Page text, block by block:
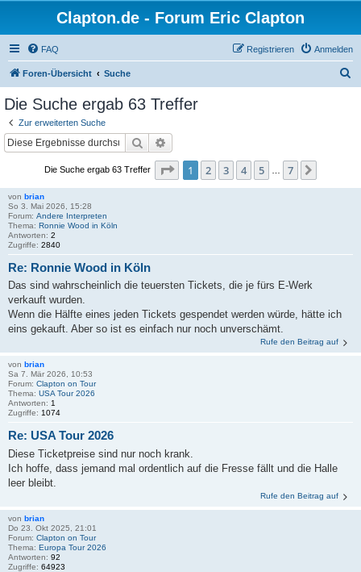
Clapton.de - Forum Eric Clapton
FAQ Anmelden
Registrieren
Foren-Übersicht Suche
Die Suche ergab 63 Treffer
Zur erweiterten Suche
Suche
Die Suche ergab 63 Treffer Seite 1von
1 2 3 4 5 7
von brian
So 3. Mai 2026, 15:28
Forum: Andere Interpreten
Thema: Ronnie Wood in Köln
Antworten: 2
Zugriffe: 2840
Re: Ronnie Wood in Köln
Das sind wahrscheinlich die teuersten Tickets, die je fürs E-Werk
verkauft wurden.
Wenn die Hälfte eines jeden Tickets gespendet werden würde, hätte ich
eins gekauft. Aber so ist es einfach nur noch unverschämt.
Rufe den Beitrag auf
von brian
Sa 7. Mär 2026, 10:53
Forum: Clapton on Tour
Thema: USA Tour 2026
Antworten: 1
Zugriffe: 1074
Re: USA Tour 2026
Diese Ticketpreise sind nur noch krank.
Ich hoffe, dass jemand mal ordentlich auf die Fresse fällt und die Halle
leer bleibt.
Rufe den Beitrag auf
von brian
Do 23. Okt 2025, 21:01
Forum: Clapton on Tour
Thema: Europa Tour 2026
Antworten: 92
Zugriffe: 64923